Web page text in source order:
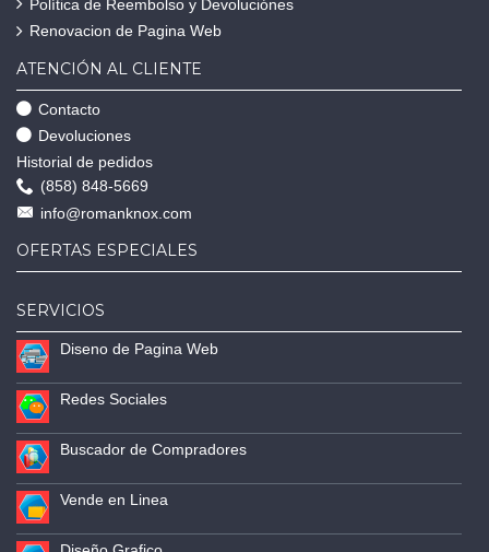
Política de Reembolso y Devoluciónes
Renovacion de Pagina Web
ATENCIÓN AL CLIENTE
Contacto
Devoluciones
Historial de pedidos
(858) 848-5669
info@romanknox.com
OFERTAS ESPECIALES
SERVICIOS
Diseno de Pagina Web
Redes Sociales
Buscador de Compradores
Vende en Linea